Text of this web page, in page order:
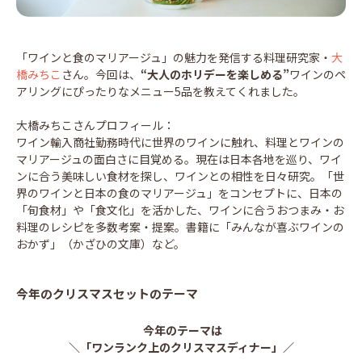
「ワインと食のマリアージュ」の魅力を発信する料理研究家・ 大
橋みちこ さん。今回は、 “大人のホリデーを楽しめる”ワインのペ
アリングにぴったりなメニュー5品を教えてくれました。
大橋みちこさんプロフィール：
ワイン輸入商社勤務時代に世界のワインに触れ、料理とワインの
マリアージュの面白さに目覚める。現在は日本各地を巡り、ワイ
ンに合う美味しい食材を探し、ワインとの相性を日々研究。「世
界のワインと日本の食のマリアージュ」をコンセプトに、日本の
「旬食材」や「食文化」を活かした、ワインに合うおつまみ・お
料理のレシピを多数考案・提案。書籍に「みんなが喜ぶワインの
おかず」（かざひの文庫）など。
今年のクリスマスセットのテーマ
今年のテーマは
＼ 「ワンランク上のクリスマスディナー」／